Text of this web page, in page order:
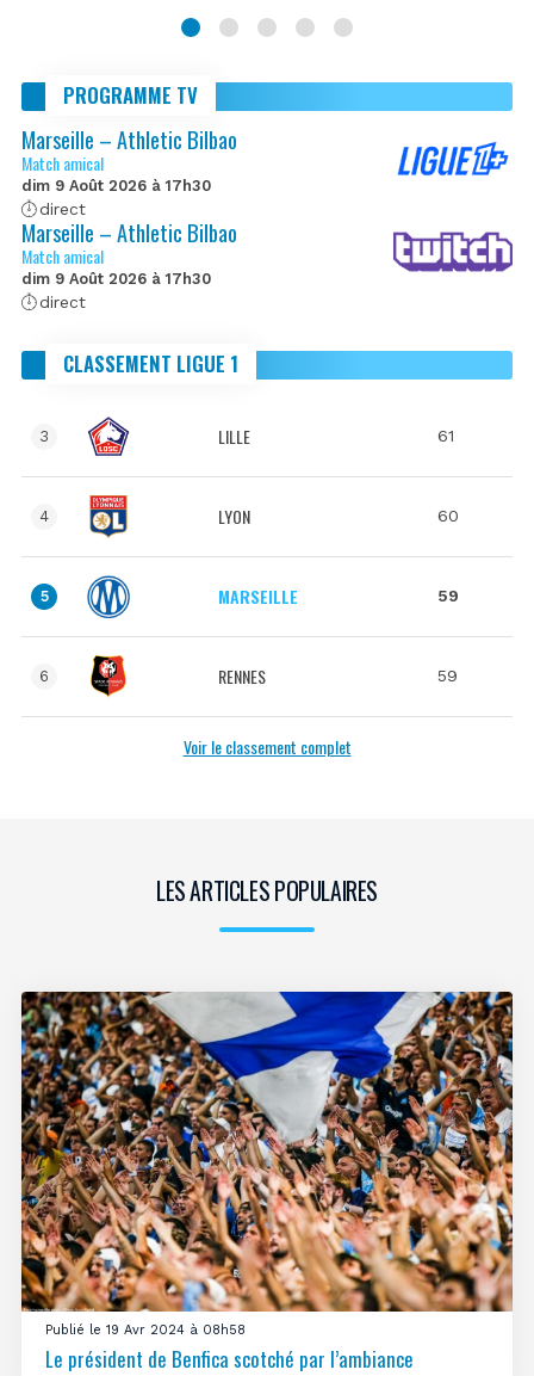
PROGRAMME TV
Marseille – Athletic Bilbao
Match amical
dim 9 Août 2026 à 17h30
direct
Marseille – Athletic Bilbao
Match amical
dim 9 Août 2026 à 17h30
direct
CLASSEMENT LIGUE 1
3 LILLE 61
4 LYON 60
5 MARSEILLE 59
6 RENNES 59
Voir le classement complet
LES ARTICLES POPULAIRES
Publié le 19 Avr 2024 à 08h58
Le président de Benfica scotché par l’ambiance